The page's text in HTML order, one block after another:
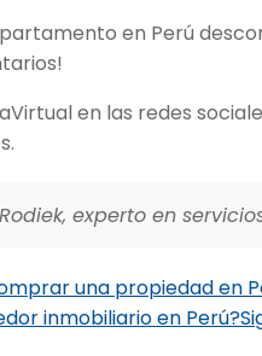
en Perú
en las redes
experto en
una propiedad en
inmobiliario en Perú?